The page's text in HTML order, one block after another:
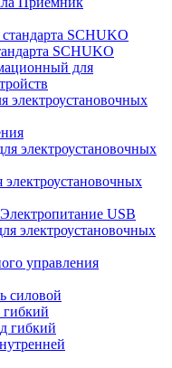
SCHUKO
для
электроустановочных
Электропитание USB
электроустановочных
управления
силовой
гибкий
гибкий